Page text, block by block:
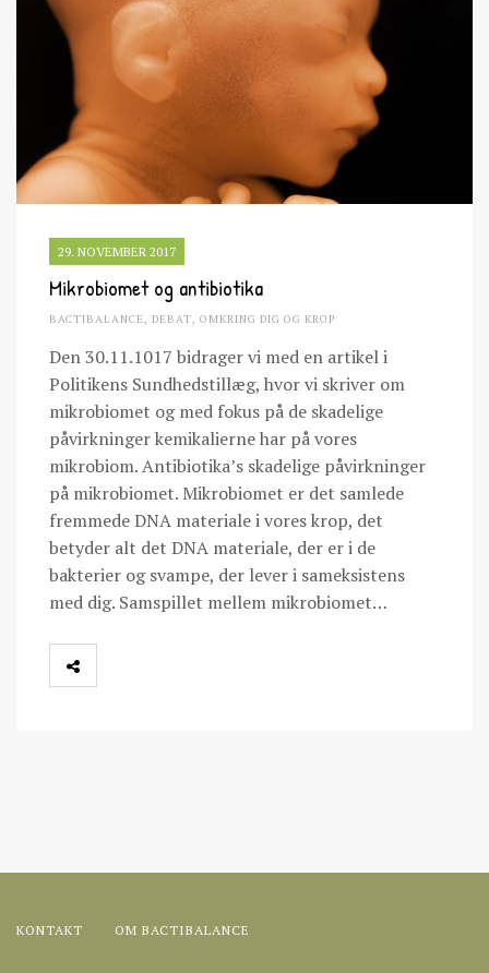
29. NOVEMBER 2017
Mikrobiomet og antibiotika
BACTIBALANCE, DEBAT, OMKRING DIG OG KROP
Den 30.11.1017 bidrager vi med en artikel i
Politikens Sundhedstillæg, hvor vi skriver om
mikrobiomet og med fokus på de skadelige
påvirkninger kemikalierne har på vores
mikrobiom. Antibiotika’s skadelige påvirkninger
på mikrobiomet. Mikrobiomet er det samlede
fremmede DNA materiale i vores krop, det
betyder alt det DNA materiale, der er i de
bakterier og svampe, der lever i sameksistens
med dig. Samspillet mellem mikrobiomet…
KONTAKT OM BACTIBALANCE